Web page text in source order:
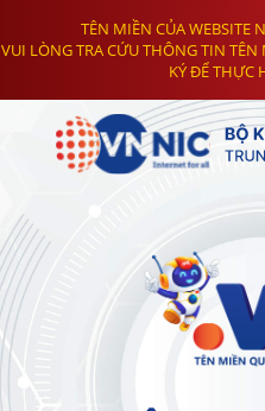
TÊN MIỀN CỦA WEBSITE
VUI LÒNG TRA CỨU THÔNG TIN TÊN
KÝ ĐỂ THỰC